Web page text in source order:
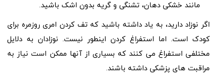
مانند خشکی دهان، تشنگی و گریه بدون اشک باشید.
اگر نوزاد دارید، به یاد داشته باشید که تف کردن امری روزمره برای
کودک است. اما استفراغ کردن اینطور نیست. نوزادان به دلایل
مختلفی استفراغ می کنند که بسیاری از آنها ممکن است نیاز به
مراقبت های پزشکی داشته باشند.